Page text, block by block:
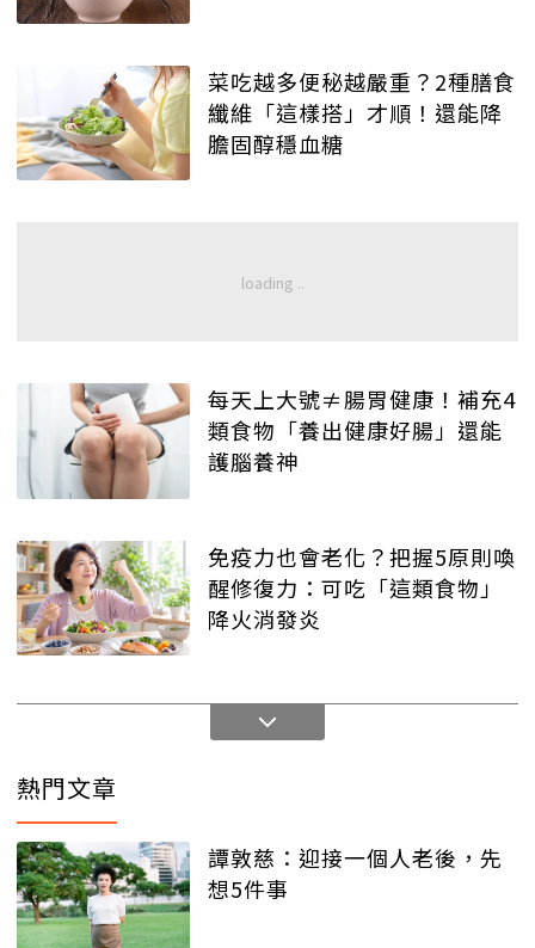
菜吃越多便秘越嚴重？2種膳食
纖維「這樣搭」才順！還能降
膽固醇穩血糖
每天上大號≠腸胃健康！補充4
類食物「養出健康好腸」還能
護腦養神
免疫力也會老化？把握5原則喚
醒修復力：可吃「這類食物」
降火消發炎
熱門文章
譚敦慈：迎接一個人老後，先
想5件事